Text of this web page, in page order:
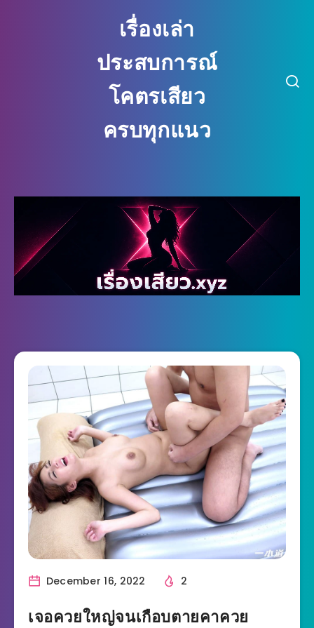
เรื่องเล่า
ประสบการณ์
โคตรเสียว
ครบทุกแนว
December 16, 2022 2
เจอควยใหญ่จนเกือบตายคาควย